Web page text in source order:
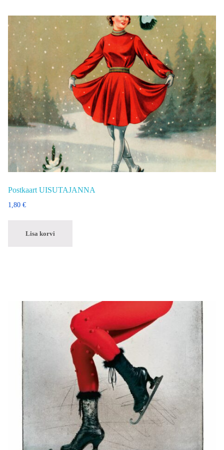
Postkaart UISUTAJANNA
1,80 €
Lisa korvi